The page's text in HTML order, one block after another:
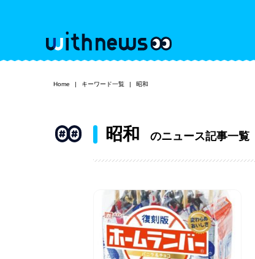
Home キーワード一覧 昭和
昭和 のニュース記事一覧